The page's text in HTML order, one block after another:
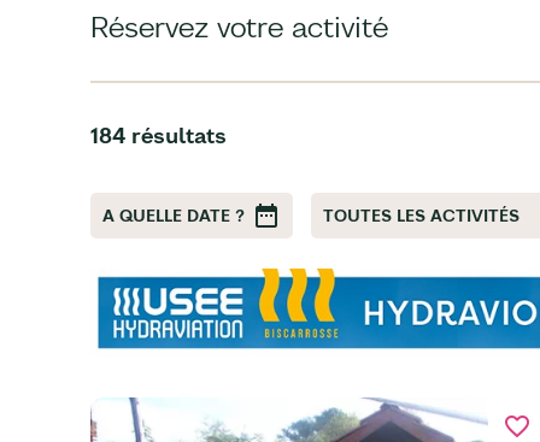
Réservez votre activité
184 résultats
A QUELLE DATE ? TOUTES LES ACTIVITÉS
favorite_border